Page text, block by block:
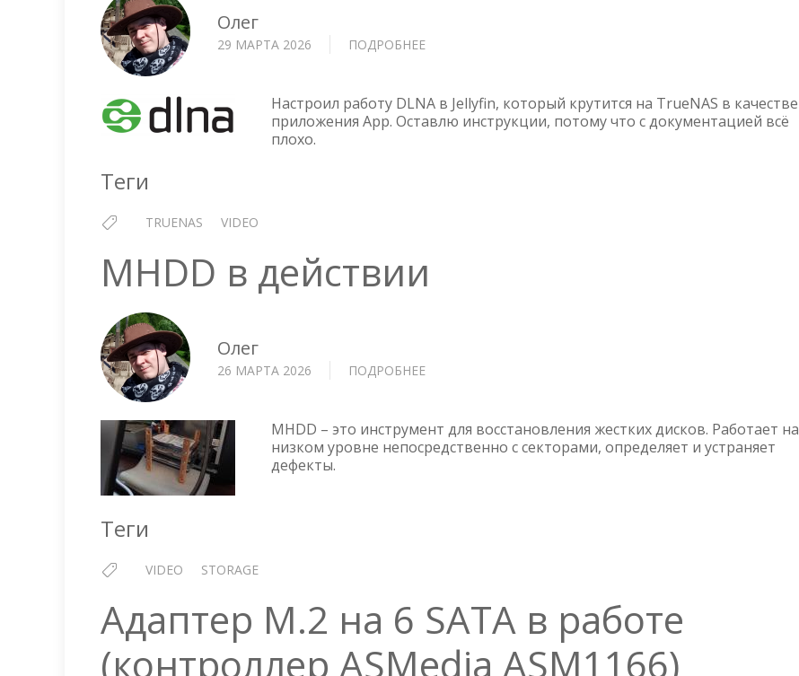
Олег
29 МАРТА 2026 ПОДРОБНЕЕ
JELLYFIN
—
Настроил работу DLNA в Jellyfin, который крутится на TrueNAS в качестве
приложения App. Оставлю инструкции, потому что с документацией всё
плохо.
Теги
TRUENAS VIDEO
MHDD в действии
Олег
26 МАРТА 2026 ПОДРОБНЕЕ
ДЕЙСТВИИ
MHDD – это инструмент для восстановления жестких дисков. Работает на
низком уровне непосредственно с секторами, определяет и устраняет
дефекты.
Теги
VIDEO STORAGE
Адаптер M.2 на 6 SATA в работе
(контроллер ASMedia ASM1166)